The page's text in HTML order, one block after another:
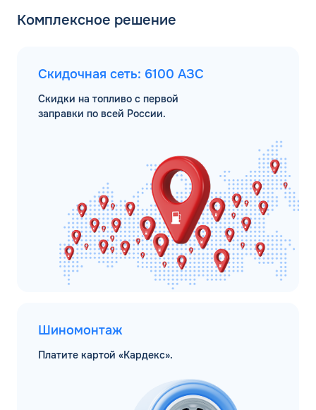
Комплексное решение
Скидочная сеть: 6100 АЗС
Скидки на топливо с первой
заправки по всей России.
Шиномонтаж
Платите картой «Кардекс».